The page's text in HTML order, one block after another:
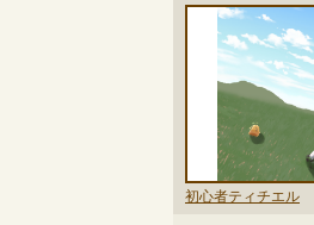
初心者ティチエル